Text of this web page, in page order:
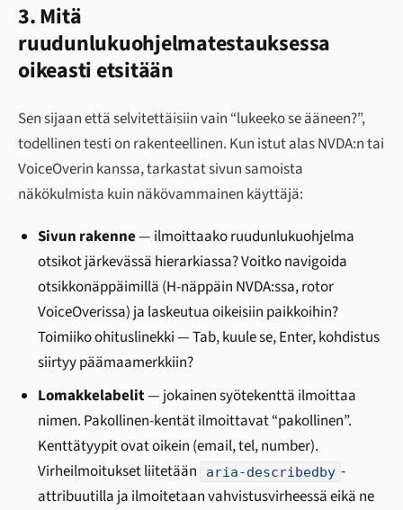
3. Mitä
ruudunlukuohjelmatestauksessa
oikeasti etsitään
Sen sijaan että selvitettäisiin vain “lukeeko se ääneen?”,
todellinen testi on rakenteellinen. Kun istut alas NVDA:n tai
VoiceOverin kanssa, tarkastat sivun samoista
näkökulmista kuin näkövammainen käyttäjä:
Sivun rakenne— ilmoittaako ruudunlukuohjelma
otsikot järkevässä hierarkiassa? Voitko navigoida
otsikkonäppäimillä (H-näppäin NVDA:ssa, rotor
VoiceOverissa) ja laskeutua oikeisiin paikkoihin?
Toimiiko ohituslinekki — Tab, kuule se, Enter, kohdistus
siirtyy päämaamerkkiin?
Lomakkelabelit— jokainen syötekenttä ilmoittaa
nimen. Pakollinen-kentät ilmoittavat “pakollinen”.
Kenttätyypit ovat oikein (email, tel, number).
Virheilmoitukset liitetään
aria-describedby -
attribuutilla ja ilmoitetaan vahvistusvirheessä eikä ne